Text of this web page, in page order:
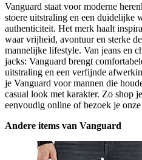
Vanguard staat voor moderne
stoere uitstraling en een duidelijke
authenticiteit. Het merk haalt
waar vrijheid, avontuur en sterke
mannelijke lifestyle. Van jeans en
jacks: Vanguard brengt
uitstraling en een verfijnde
je Vanguard voor mannen die
casual look met karakter. Zo shop
eenvoudig online of bezoek je
Andere items van Vanguard